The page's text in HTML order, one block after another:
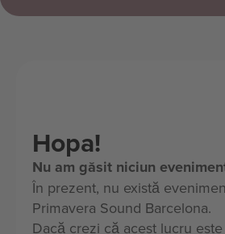
Hopa!
Nu am găsit niciun
În prezent, nu există
Primavera Sound Barcelona.
Dacă crezi că acest lucru